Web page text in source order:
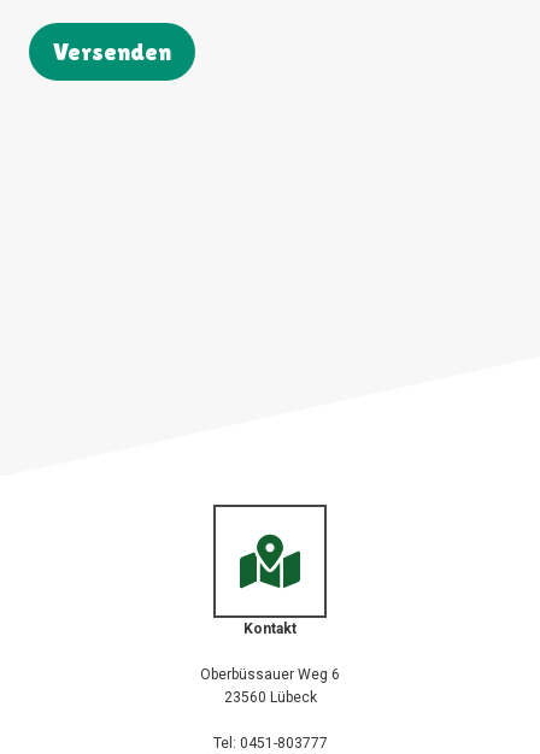
Kontakt
Oberbüssauer Weg 6
23560 Lübeck
Tel: 0451-803777